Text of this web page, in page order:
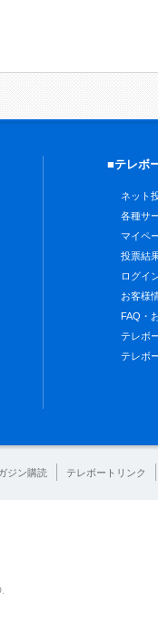
■テレボ
ネット
各種サ
マイペ
投票結
ログイ
お客様
FAQ・
テレボ
テレボ
ジン購読 テレボートリンク